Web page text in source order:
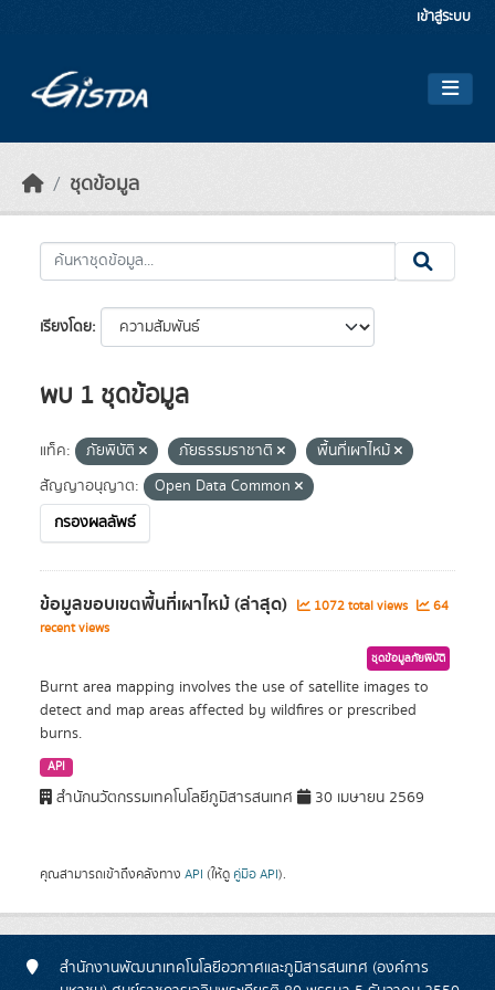
เข้าสู่ระบบ
ชุดข้อมูล
เรียงโดย
พบ 1 ชุดข้อมูล
แท็ค: ภัยพิบัติ ภัยธรรมราชาติ
พื้นที่เผาไหม้
สัญญาอนุญาต:
Open Data Common
กรองผลลัพธ์
ข้อมูลขอบเขตพื้นที่เผาไหม้ (ล่าสุด) 1072 total views
64
recent views
ชุดข้อมูลภัยพิบัติ
Burnt area mapping involves the use of satellite images to
detect and map areas affected by wildfires or prescribed
burns.
API
สำนักนวัตกรรมเทคโนโลยีภูมิสารสนเทศ 30 เมษายน 2569
คุณสามารถเข้าถึงคลังทาง API (ให้ดู คู่มือ API).
สำนักงานพัฒนาเทคโนโลยีอวกาศและภูมิสารสนเทศ (องค์การ